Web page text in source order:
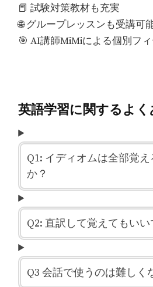
📕 試験対策教材も充実
🌐 グループレッスンも受講可
🎯 AI講師MiMiによる個別フ
英語学習に関するよ
Q1: イディオムは全部覚
か？
Q2: 直訳して覚えてもいい
Q3 会話で使うのは難しく